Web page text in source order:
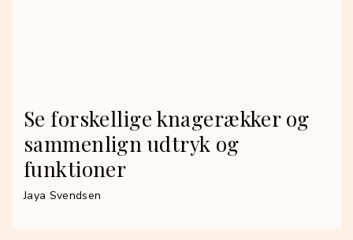
Se forskellige knagerækker og
sammenlign udtryk og
funktioner
Jaya Svendsen